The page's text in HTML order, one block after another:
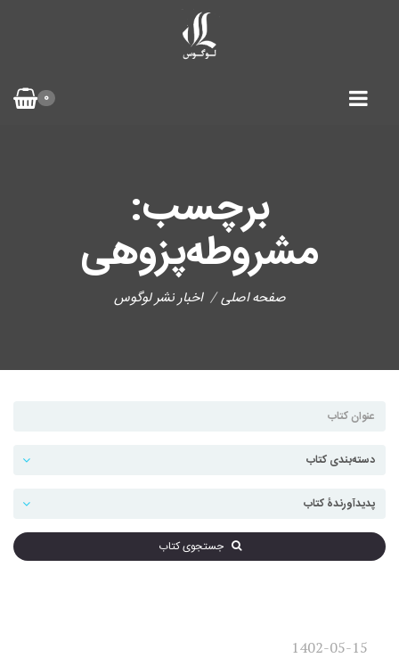
0
برچسب:
مشروطه‌پزوهی
صفحه اصلی اخبار نشر لوگوس
جستجوی کتاب
1402-05-15